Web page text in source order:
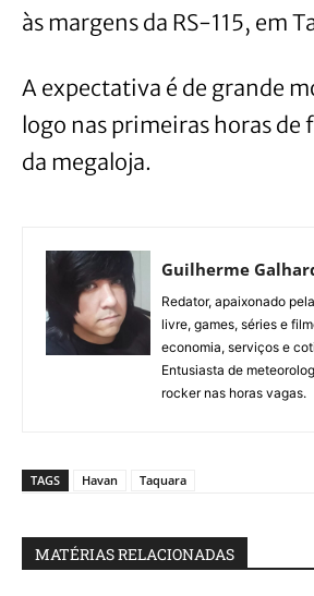
às margens da RS-115, em
A expectativa é de grande
logo nas primeiras horas
da megaloja.
Guilherme
Redator, apaixonado
livre, games, séries e
economia, serviços e
Entusiasta de
rocker nas horas vagas.
TAGS Havan Taquara
MATÉRIAS RELACIONADAS